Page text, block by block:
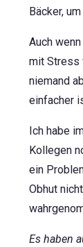
Bäcker,
Auch
mit Stress
niemand
einfacher
Ich habe
Kollegen
ein
Obhut
Es haben